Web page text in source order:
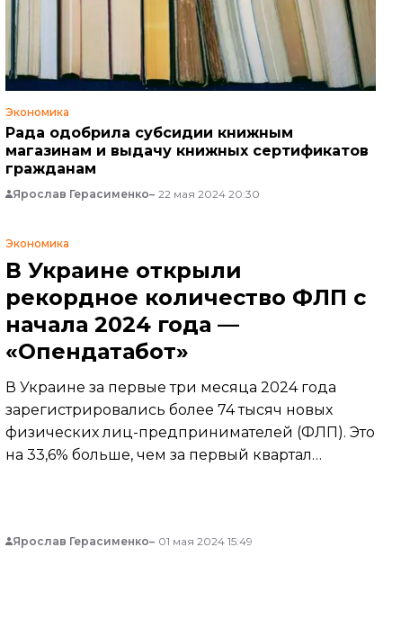
Экономика
Рада одобрила субсидии книжным
магазинам и выдачу книжных сертификатов
гражданам
Ярослав Герасименко 22 мая 2024 20:30
Экономика
В Украине открыли
рекордное количество ФЛП с
начала 2024 года —
«Опендатабот»
В Украине за первые три месяца 2024 года
зарегистрировались более 74 тысяч новых
физических лиц-предпринимателей (ФЛП). Это
на 33,6% больше, чем за первый квартал
Ярослав Герасименко 01 мая 2024 15:49